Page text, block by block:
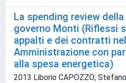
La spending review
governo Monti (Riflessi
appalti e dei contratti
Amministrazione con
alla spesa energetica)
2013 Liborio CAPOZZO;